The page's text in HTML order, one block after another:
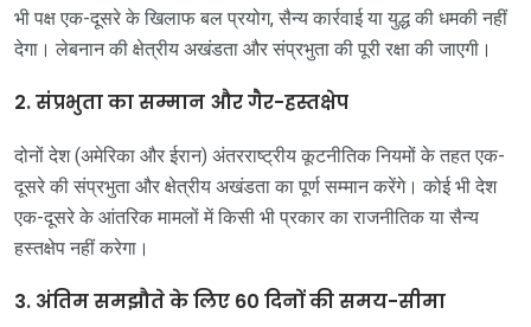
भी पक्ष एक-दूसरे के खिलाफ बल प्रयोग, सैन्य कार्रवाई या युद्ध की धमकी नहीं
देगा। लेबनान की क्षेत्रीय अखंडता और संप्रभुता की पूरी रक्षा की जाएगी।
2. संप्रभुता का सम्मान और गैर-हस्तक्षेप
दोनों देश (अमेरिका और ईरान) अंतरराष्ट्रीय कूटनीतिक नियमों के तहत एक-
दूसरे की संप्रभुता और क्षेत्रीय अखंडता का पूर्ण सम्मान करेंगे। कोई भी देश
एक-दूसरे के आंतरिक मामलों में किसी भी प्रकार का राजनीतिक या सैन्य
हस्तक्षेप नहीं करेगा।
3. अंतिम समझौते के लिए 60 दिनों की समय-सीमा